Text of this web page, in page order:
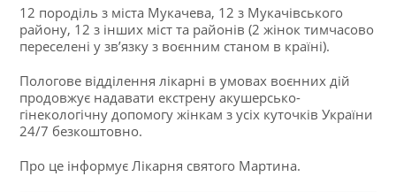
12 породіль з міста Мукачева, 12 з Мукачівського
району, 12 з інших міст та районів (2 жінок тимчасово
переселені у зв’язку з воєнним станом в країні).
Пологове відділення лікарні в умовах воєнних дій
продовжує надавати екстрену акушерсько-
гінекологiчну допомогу жінкам з усіх куточків України
24/7 безкоштовно.
Про це інформує Лікарня святого Мартина.